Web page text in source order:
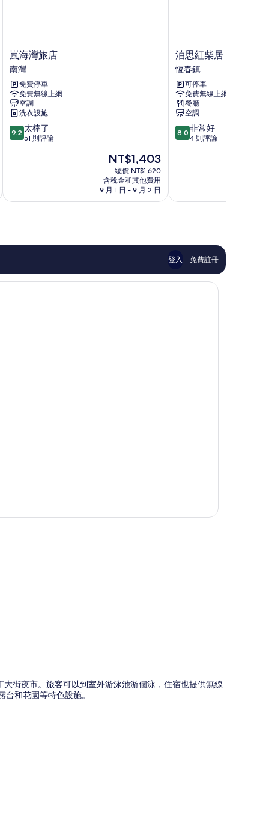
嵐
海
灣
旅
店
南
灣
嵐海灣旅店
南灣
免費停車
免費無線上網
空調
洗衣設施
9.2
分，
棒
評
9.2 太棒了
51 則評論
現
在
價
格
為
NT$1,403
總價 NT$1,620
含稅金和其他費用
9 月 1 日 - 9 月 2 日
泊
思
紅
柴
居
恆
春
鎮
泊思紅柴居
恆春鎮
可停車
免費無線上網
餐廳
空調
8.0
分，
常
評
論
8.0 非常好
4 則評論
登入 免費註冊
街夜市。旅客可以到室外游泳池游個泳，住宿也提供無線
和花園等特色設施。